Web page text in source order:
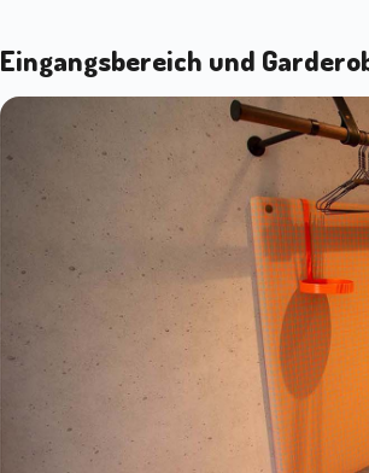
Eingangsbereich und